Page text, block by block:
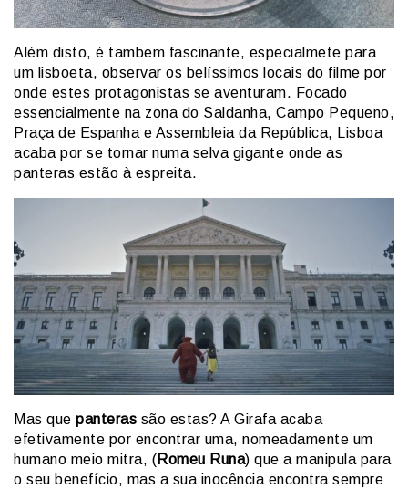
Além disto, é tambem fascinante, especialmete para
um lisboeta, observar os belíssimos locais do filme por
onde estes protagonistas se aventuram. Focado
essencialmente na zona do Saldanha, Campo Pequeno,
Praça de Espanha e Assembleia da República, Lisboa
acaba por se tornar numa selva gigante onde as
panteras estão à espreita.
Mas que panteras são estas? A Girafa acaba
efetivamente por encontrar uma, nomeadamente um
humano meio mitra, (Romeu Runa) que a manipula para
o seu benefício, mas a sua inocência encontra sempre